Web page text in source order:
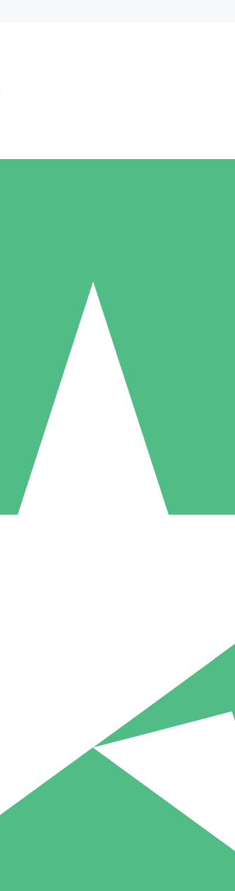
5 Descargas
15